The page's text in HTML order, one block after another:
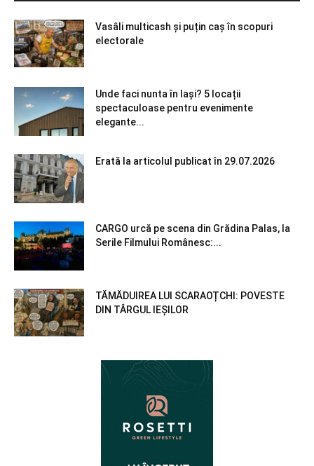
Vasâli multicash și puțin caș în scopuri
electorale
Unde faci nunta în Iași? 5 locații
spectaculoase pentru evenimente
elegante...
Erată la articolul publicat în 29.07.2026
CARGO urcă pe scena din Grădina Palas, la
Serile Filmului Românesc:...
TĂMĂDUIREA LUI SCARAOȚCHI: POVESTE
DIN TÂRGUL IEȘILOR